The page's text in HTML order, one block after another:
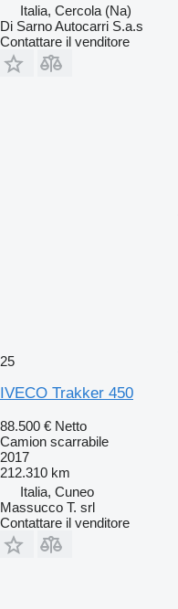
Italia, Cercola (Na)
Di Sarno Autocarri S.a.s
Contattare il venditore
25
IVECO Trakker 450
88.500 € Netto
Camion scarrabile
2017
212.310 km
Italia, Cuneo
Massucco T. srl
Contattare il venditore